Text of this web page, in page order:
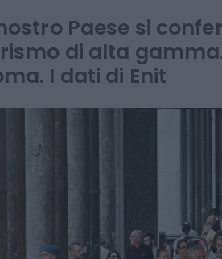
di
Paese si
di alta
I dati di Enit